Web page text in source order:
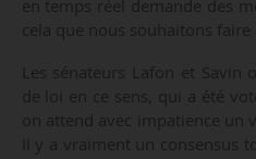
en temps réel demande des
cela que nous souhaitons faire
Les sénateurs Lafon et
de loi en ce sens, qui a été
on attend avec impatience un
Il y a vraiment un consensus